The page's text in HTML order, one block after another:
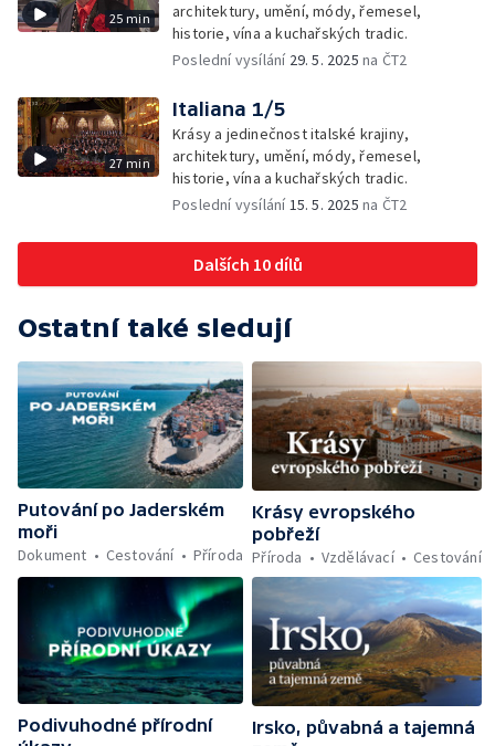
25 min
architektury, umění, módy, řemesel,
historie, vína a kuchařských tradic.
Poslední vysílání 29. 5. 2025 na ČT2
27 min
Italiana 1/5
Krásy a jedinečnost italské krajiny,
architektury, umění, módy, řemesel,
historie, vína a kuchařských tradic.
Poslední vysílání15. 5. 2025 na ČT2
Dalších 10 dílů
Ostatní také sledují
Putování po Jaderském
moři
Dokument
Cestování Příroda
Krásy evropského
pobřeží
Příroda
Vzdělávací Cestování
Podivuhodné přírodní
Irsko, půvabná a tajemná